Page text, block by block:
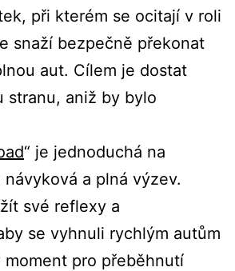
při kterém se ocitají v roli
snaží bezpečně překonat
aut. Cílem je dostat
stranu, aniž by bylo
“ je jednoduchá na
a plná výzev.
své reflexy a
se vyhnuli rychlým autům
moment pro přeběhnutí